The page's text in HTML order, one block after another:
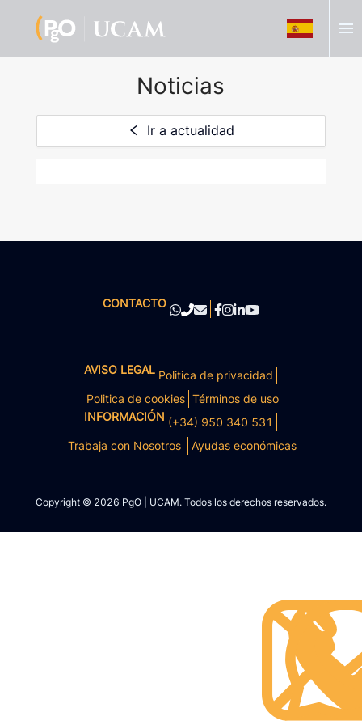
menu
Noticias
Ir a actualidad
CONTACTO
AVISO LEGAL Politica de privacidad
Politica de cookies Términos de uso
INFORMACIÓN (+34) 950 340 531
Trabaja con Nosotros
Ayudas económicas
Copyright © 2026 PgO | UCAM. Todos los derechos reservados.